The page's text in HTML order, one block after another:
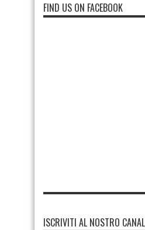
FIND US ON FACEBOOK
ISCRIVITI AL NOSTRO